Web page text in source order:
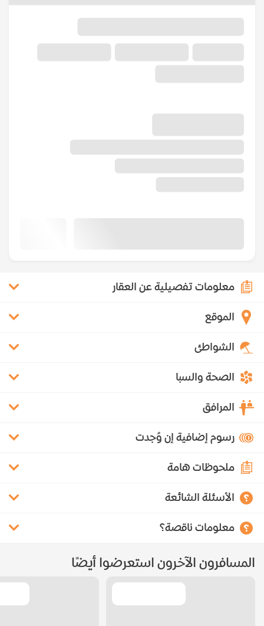
معلومات تفصيلية عن العقار
الموقع
الشواطئ
الصحة والسبا
المرافق
رسوم إضافية إن وُجدت
ملحوظات هامة
الأسئلة الشائعة
معلومات ناقصة؟
المسافرون الآخرون استعرضوا أيضًا